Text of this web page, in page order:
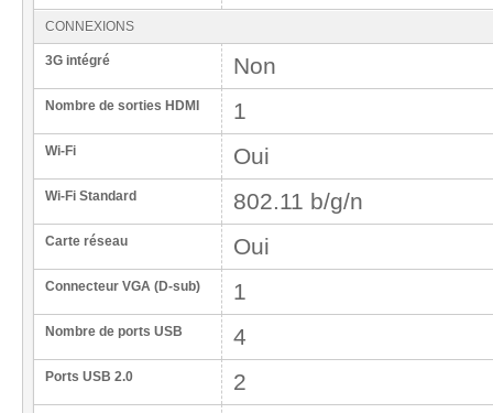
CONNEXIONS
3G intégré Non
Nombre de sorties HDMI 1
Wi-Fi Oui
Wi-Fi Standard 802.11 b/g/n
Carte réseau Oui
Connecteur VGA (D-sub) 1
Nombre de ports USB 4
Ports USB 2.0 2